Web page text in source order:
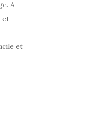
A
et
et